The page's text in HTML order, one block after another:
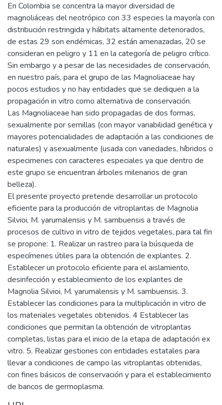
En Colombia se concentra la mayor diversidad de
magnoliáceas del neotrópico con 33 especies la mayoría con
distribución restringida y hábitats altamente deteriorados,
de estas 29 son endémicas, 32 están amenazadas, 20 se
consideran en peligro y 11 en la categoría de peligro crítico.
Sin embargo y a pesar de las necesidades de conservación,
en nuestro país, para el grupo de las Magnoliaceae hay
pocos estudios y no hay entidades que se dediquen a la
propagación in vitro como alternativa de conservación.
Las Magnoliaceae han sido propagadas de dos formas,
sexualmente por semillas (con mayor variabilidad genética y
mayores potencialidades de adaptación a las condiciones de
naturales) y asexualmente (usada con variedades, híbridos o
especimenes con caracteres especiales ya que dentro de
este grupo se encuentran árboles milenarios de gran
belleza).
El presente proyecto pretende desarrollar un protocolo
eficiente para la producción de vitroplantas de Magnolia
Silvioi, M. yarumalensis y M. sambuensis a través de
procesos de cultivo in vitro de tejidos vegetales, para tal fin
se propone: 1. Realizar un rastreo para la búsqueda de
especímenes útiles para la obtención de explantes. 2.
Establecer un protocolo eficiente para el aislamiento,
desinfección y establecimiento de los explantes de
Magnolia Silvioi, M. yarumalensis y M. sambuensis. 3.
Establecer las condiciones para la multiplicación in vitro de
los materiales vegetales obtenidos. 4 Establecer las
condiciones que permitan la obtención de vitroplantas
completas, listas para el inicio de la etapa de adaptación ex
vitro. 5. Realizar gestiones con entidades estatales para
llevar a condiciones de campo las vitroplantas obtenidas,
con fines básicos de conservación y para el establecimiento
de bancos de germoplasma.